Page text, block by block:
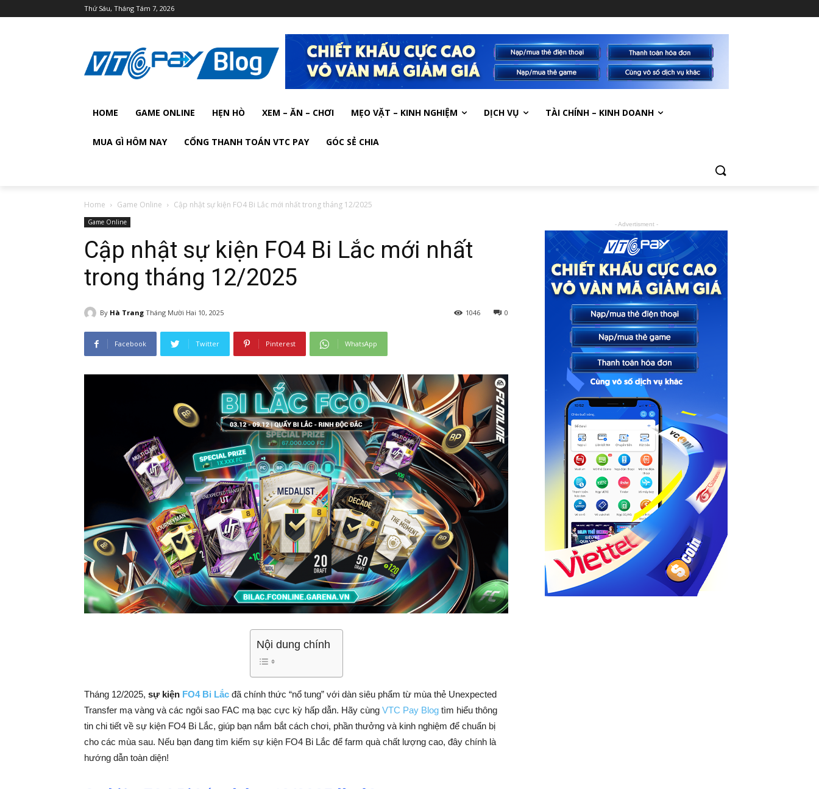
Thứ Sáu, Tháng Tám 7, 2026
HOME GAME ONLINE HẸN HÒ XEM – ĂN – CHƠI MẸO VẶT – KINH NGHIỆM DỊCH VỤ TÀI CHÍNH – KINH DOANH
MUA GÌ HÔM NAY CỔNG THANH TOÁN VTC PAY GÓC SẺ CHIA
Home Game Online Cập nhật sự kiện FO4 Bi Lắc mới nhất trong tháng 12/2025
Game Online
Cập nhật sự kiện FO4 Bi Lắc mới nhất
trong tháng 12/2025
By Hà Trang Tháng Mười Hai 10, 2025 0
1046
Facebook Twitter Pinterest WhatsApp
Nội dung chính
Tháng 12/2025, sự kiện FO4 Bi Lắc đã chính thức “nổ tung” với dàn siêu phẩm từ mùa thẻ Unexpected
Transfer mạ vàng và các ngôi sao FAC mạ bạc cực kỳ hấp dẫn. Hãy cùng VTC Pay Blog tìm hiểu thông
tin chi tiết về sự kiện FO4 Bi Lắc, giúp bạn nắm bắt cách chơi, phần thưởng và kinh nghiệm để chuẩn bị
cho các mùa sau. Nếu bạn đang tìm kiếm sự kiện FO4 Bi Lắc để farm quà chất lượng cao, đây chính là
hướng dẫn toàn diện!
- Advertisment -